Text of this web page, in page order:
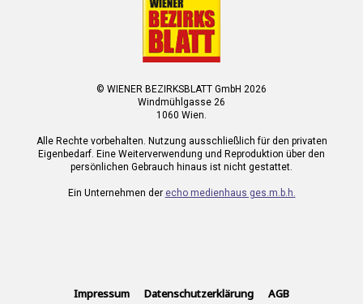
© WIENER BEZIRKSBLATT GmbH 2026
Windmühlgasse 26
1060 Wien.
Alle Rechte vorbehalten. Nutzung ausschließlich für den privaten
Eigenbedarf. Eine Weiterverwendung und Reproduktion über den
persönlichen Gebrauch hinaus ist nicht gestattet.
Ein Unternehmen der echo medienhaus ges.m.b.h.
Impressum Datenschutzerklärung AGB